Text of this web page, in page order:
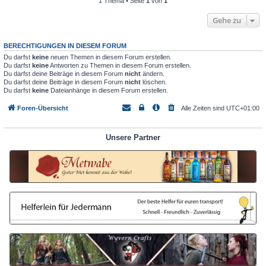
Gehe zu
BERECHTIGUNGEN IN DIESEM FORUM
Du darfst keine neuen Themen in diesem Forum erstellen.
Du darfst keineAntworten zu Themen in diesem Forum erstellen.
Du darfst deine Beiträge in diesem Forum nicht ändern.
Du darfst deine Beiträge in diesem Forum nicht löschen.
Du darfst keine Dateianhänge in diesem Forum erstellen.
Foren-Übersicht Alle Zeiten sind UTC+01:00
Unsere Partner